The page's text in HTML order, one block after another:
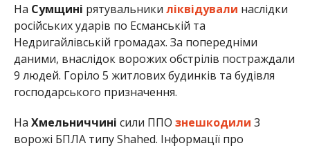
На Сумщині рятувальники ліквідували наслідки
російських ударів по Есманській та
Недригайлівській громадах. За попередніми
даними, внаслідок ворожих обстрілів постраждали
9 людей. Горіло 5 житлових будинків та будівля
господарського призначення.
На Хмельниччині сили ППО знешкодили 3
ворожі БПЛА типу Shahed. Інформації про